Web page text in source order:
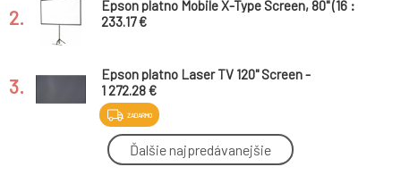
2.
Epson platno Mobile X-Type Screen, 80" (16 :
9)
233.17 €
3.
ZADARMO
Epson platno Laser TV 120" Screen -
ELPSC36
1 272.28 €
Epson platno Laser TV 100" Screen -
ELPSC35
1 038.34 €
Ďalšie najpredávanejšie